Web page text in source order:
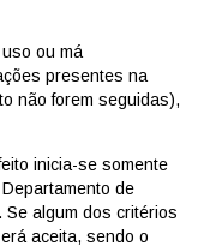
uso ou m
presentes na
não forem seguidas),
inicia-se somente
de
algum dos critérios
aceita, sendo o